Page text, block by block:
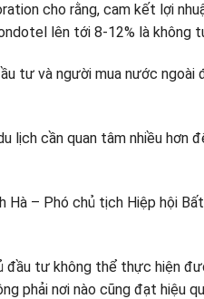
cho rằng, cam kết lợi
lên tới 8-12% là không
tư và người mua nước
cần quan tâm nhiều hơn
– Phó chủ tịch Hiệp hội
tư không thể thực hiện
phải nơi nào cũng đạt hiệu